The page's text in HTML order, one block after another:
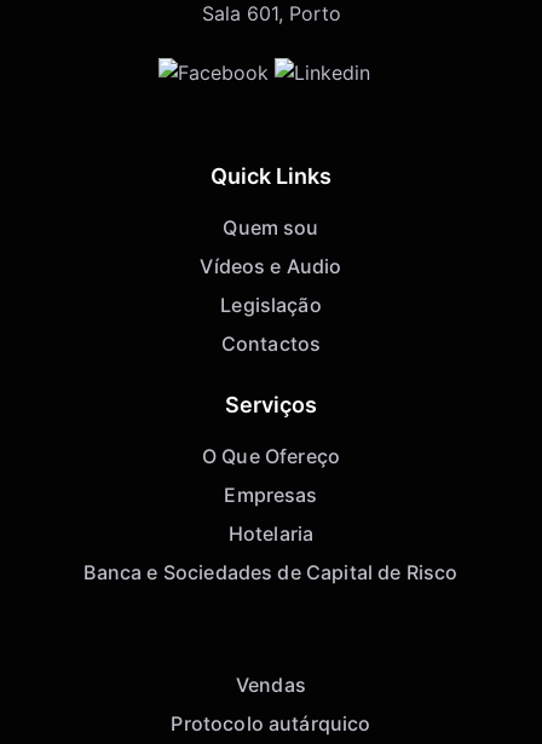
Sala 601, Porto
Quick Links
Quem sou
Vídeos e Audio
Legislação
Contactos
Serviços
O Que Ofereço
Empresas
Hotelaria
Banca e Sociedades de Capital de Risco
Vendas
Protocolo autárquico